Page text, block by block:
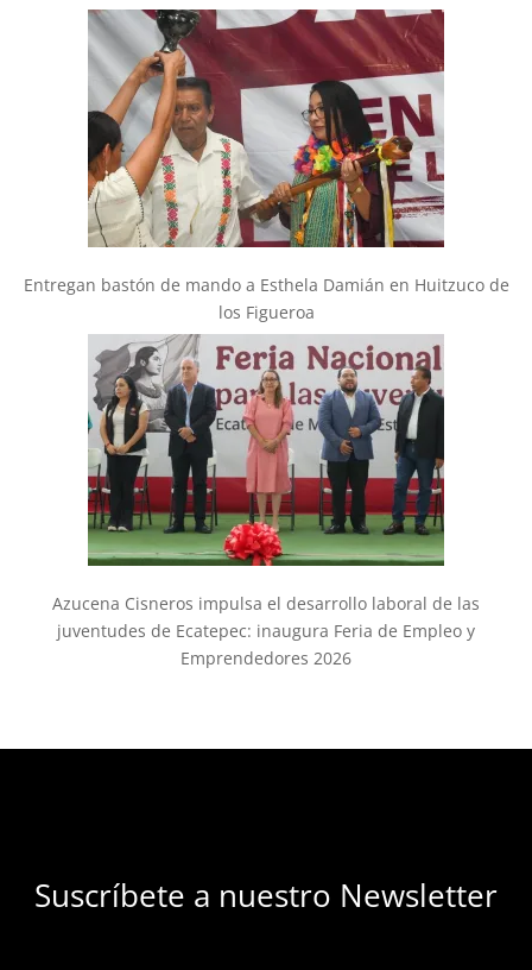
Entregan bastón de mando a Esthela Damián en Huitzuco de
los Figueroa
Azucena Cisneros impulsa el desarrollo laboral de las
juventudes de Ecatepec: inaugura Feria de Empleo y
Emprendedores 2026
Suscríbete a nuestro Newsletter